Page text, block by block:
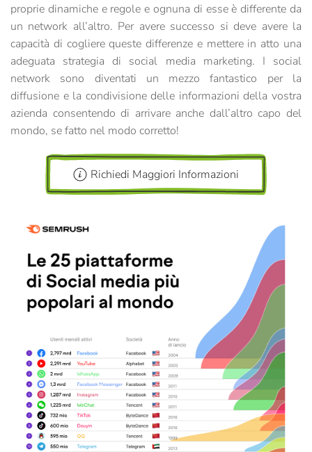
proprie dinamiche e regole e ognuna di esse è differente da
un network all’altro. Per avere successo si deve avere la
capacità di cogliere queste differenze e mettere in atto una
adeguata strategia di social media marketing. I social
network sono diventati un mezzo fantastico per la
diffusione e la condivisione delle informazioni della vostra
azienda consentendo di arrivare anche dall’altro capo del
mondo, se fatto nel modo corretto!
Richiedi Maggiori Informazioni